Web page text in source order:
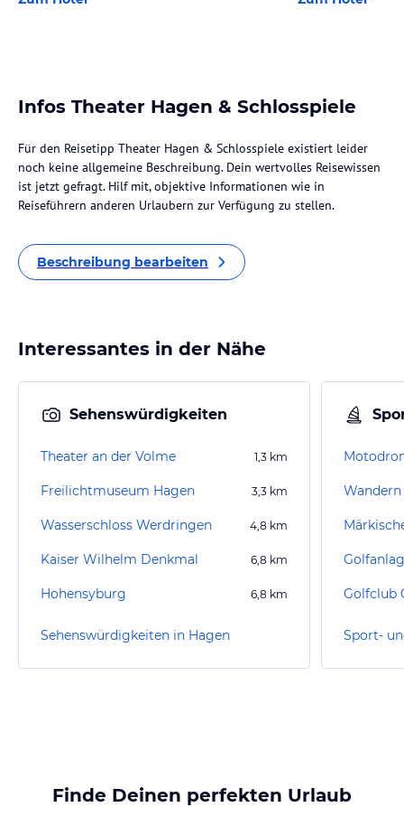
Infos Theater Hagen & Schlosspiele
Für den Reisetipp Theater Hagen & Schlosspiele existiert leider
noch keine allgemeine Beschreibung. Dein wertvolles Reisewissen
ist jetzt gefragt. Hilf mit, objektive Informationen wie in
Reiseführern anderen Urlaubern zur Verfügung zu stellen.
Beschreibung bearbeiten
Interessantes in der Nähe
Sehenswürdigkeiten
Theater an der Volme 1,3 km
Freilichtmuseum Hagen 3,3 km
Wasserschloss Werdringen 4,8 km
Kaiser Wilhelm Denkmal 6,8 km
Hohensyburg 6,8 km
Sehenswürdigkeiten in Hagen Sport-
Finde Deinen perfekten Urlaub